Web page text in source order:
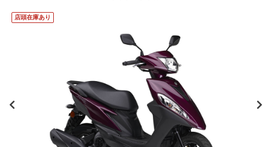
店頭在庫あり